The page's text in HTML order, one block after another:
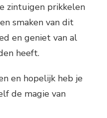
zintuigen prikkelen
smaken van dit
en geniet van al
heeft.
en hopelijk heb je
de magie van